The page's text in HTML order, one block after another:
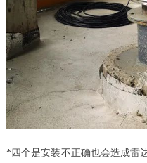
*四个是安装不正确也会造成雷